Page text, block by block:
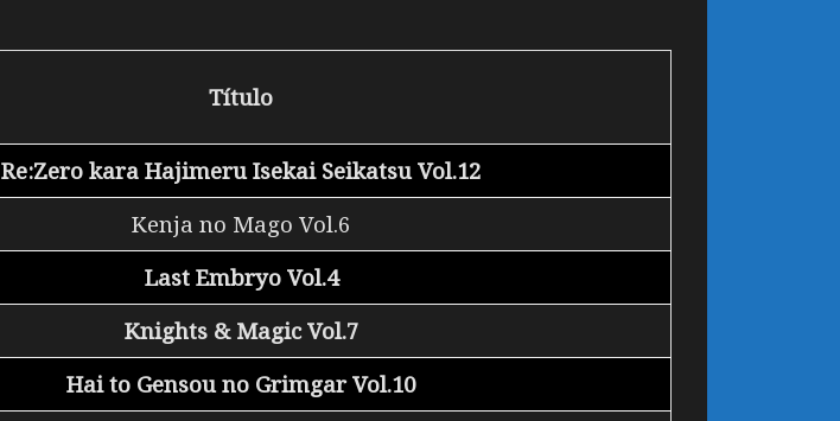
Título
Re:Zero kara Hajimeru Isekai Seikatsu Vol.12
Kenja no Mago Vol.6
Last Embryo Vol.4
Knights & Magic Vol.7
Hai to Gensou no Grimgar Vol.10